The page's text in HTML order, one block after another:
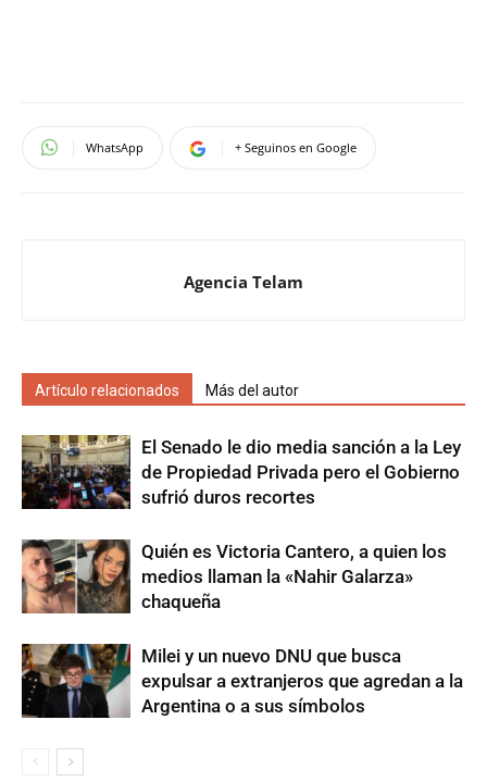
WhatsApp + Seguinos en Google
Agencia Telam
Artículo relacionados Más del autor
El Senado le dio media sanción a la Ley
de Propiedad Privada pero el Gobierno
sufrió duros recortes
Quién es Victoria Cantero, a quien los
medios llaman la «Nahir Galarza»
chaqueña
Milei y un nuevo DNU que busca
expulsar a extranjeros que agredan a la
Argentina o a sus símbolos